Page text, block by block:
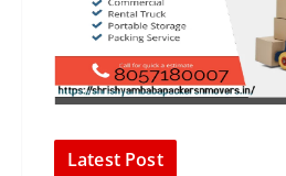
Latest Post